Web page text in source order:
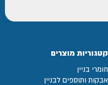
קטגוריות מוצרים
חומרי בניין
אבקות ותוספים לבניין